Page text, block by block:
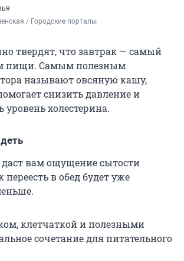
/ Городские порталы
твердят, что завтрак — самый
пищи. Самым полезным
называют овсяную кашу,
снизить давление и
уровень холестерина.
даст вам ощущение сытости
переесть в обед будет уже
клетчаткой и полезными
сочетание для питательного